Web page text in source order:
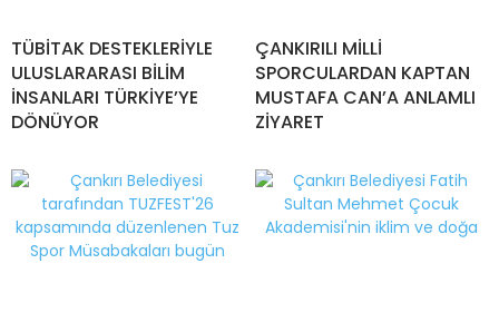
TÜBİTAK DESTEKLERİYLE
ULUSLARARASI BİLİM
İNSANLARI TÜRKİYE’YE
DÖNÜYOR
ÇANKIRILI MİLLİ
SPORCULARDAN KAPTAN
MUSTAFA CAN’A ANLAMLI
ZİYARET